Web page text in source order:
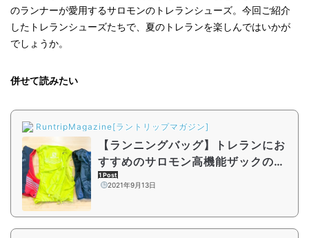
のランナーが愛用するサロモンのトレランシューズ。今回ご紹介
したトレランシューズたちで、夏のトレランを楽しんではいかが
でしょうか。
併せて読みたい
RuntripMagazine[ラントリップマガジン]
【ランニングバッグ】トレランにお
すすめのサロモン高機能ザックの使
い方を詳しく解説
1 Post
2021年9月13日